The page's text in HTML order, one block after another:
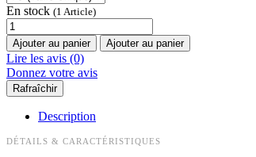
En stock (1 Article)
Ajouter au panier Ajouter au panier
Lire les avis (0)
Donnez votre avis
Description
DÉTAILS & CARACTÉRISTIQUES